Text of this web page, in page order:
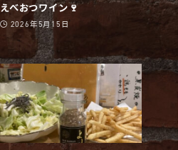
えべおつワイン🍷
2026年5月15日